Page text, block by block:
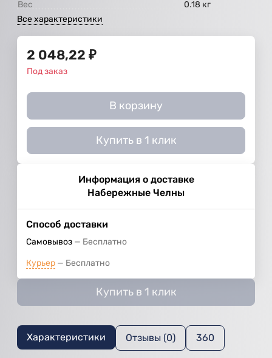
Вес
0.18 кг
Все характеристики
2 048,22 ₽
Под заказ
В корзину
Купить в 1 клик
Информация о доставке
Набережные Челны
Способ доставки
Самовывоз Бесплатно
Курьер Бесплатно
Купить в 1 клик
Характеристики Отзывы (0) 360